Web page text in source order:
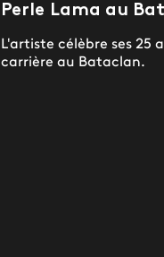
Perle Lama au
L'artiste célèbre ses 25
carrière au Bataclan.